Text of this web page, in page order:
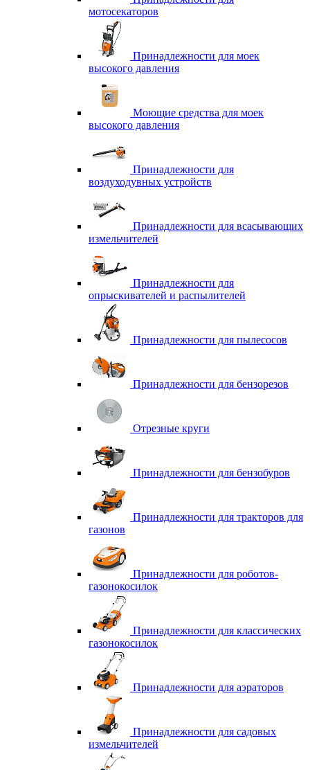
мотосекаторов
Принадлежности для моек
высокого давления
Моющие средства для моек
высокого давления
Принадлежности для
воздуходувных устройств
Принадлежности для всасывающих
измельчителей
Принадлежности для
опрыскивателей и распылителей
Принадлежности для пылесосов
Принадлежности для бензорезов
Отрезные круги
Принадлежности для бензобуров
Принадлежности для тракторов для
газонов
Принадлежности для роботов-
газонокосилок
Принадлежности для классических
газонокосилок
Принадлежности для аэраторов
Принадлежности для садовых
измельчителей